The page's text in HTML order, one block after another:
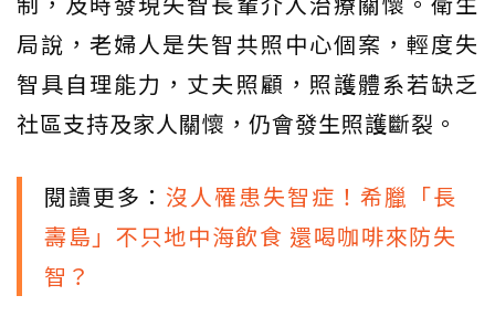
局說，老婦人是失智共照中心個案，輕度失
智具自理能力，丈夫照顧，照護體系若缺乏
社區支持及家人關懷，仍會發生照護斷裂。
閱讀更多： 沒人罹患失智症！希臘「長
壽島」不只地中海飲食 還喝咖啡來防失
智？